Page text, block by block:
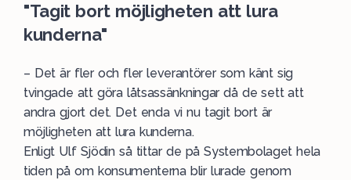
"Tagit bort möjligheten att lura
kunderna"
– Det är fler och fler leverantörer som känt sig
tvingade att göra låtsassänkningar då de sett att
andra gjort det. Det enda vi nu tagit bort är
möjligheten att lura kunderna.
Enligt Ulf Sjödin så tittar de på Systembolaget hela
tiden på om konsumenterna blir lurade genom